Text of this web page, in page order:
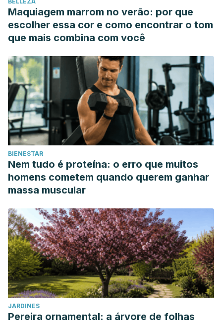
Obstetrical and Gynecological Survey.
https://doi.org/10.1097/00006254-200305000-00024
Sánchez-Martín, M. A., Pellón-Olmedo, M., San-Miguel-
Pastor-Martín, M. R., … & Albert-Hernández, M. (2019).
Importancia clínica de la candidiasis con especial
relevancia en la candidiasis vulvovaginal recurrente.
Gaceta Médica de Bilbao,116(2), 74-82.
http://gacetamedicabilbao.eus/index.php/
Uriarte, X. (2001). Tratamiento naturista de las vaginitis
micósicas.Natura Medicatrix: Revista médica para el
estudio y difusión de las medicinas alternativas
https://dialnet.unirioja.es/descarga/articulo/4989302.pdf
Maquiagem marrom no verão: por que
escolher essa cor e como encontrar o tom
que mais combina com você
BIENESTAR
Nem tudo é proteína: o erro que muitos
homens cometem quando querem ganhar
massa muscular
JARDINES
Pereira ornamental: a árvore de folhas